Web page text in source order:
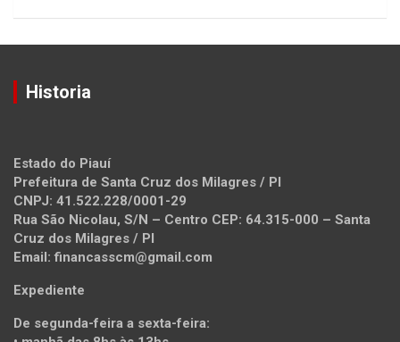
Historia
Estado do Piauí
Prefeitura de Santa Cruz dos Milagres / PI
CNPJ: 41.522.228/0001-29
Rua São Nicolau, S/N – Centro CEP: 64.315-000 – Santa
Cruz dos Milagres / PI
Email: financasscm@gmail.com
Expediente
De segunda-feira a sexta-feira: